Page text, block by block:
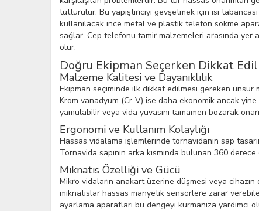
tutturulur. Bu yapıştırıcıyı gevşetmek için ısı
kullanılacak ince metal ve plastik telefon sökme
sağlar. Cep telefonu tamir malzemeleri arasında yer
olur.
Doğru Ekipman Seçerken Dikkat
Malzeme Kalitesi ve Dayanıklılık
Ekipman seçiminde ilk dikkat edilmesi gereken unsur
Krom vanadyum (Cr-V) ise daha ekonomik ancak
yamulabilir veya vida yuvasını tamamen bozarak
Ergonomi ve Kullanım Kolaylığı
Hassas vidalama işlemlerinde tornavidanın sap
Tornavida sapının arka kısmında bulunan 360
Mıknatıs Özelliği ve Gücü
Mikro vidaların anakart üzerine düşmesi veya
mıknatıslar hassas manyetik sensörlere zarar
ayarlama aparatları bu dengeyi kurmanıza yardımcı